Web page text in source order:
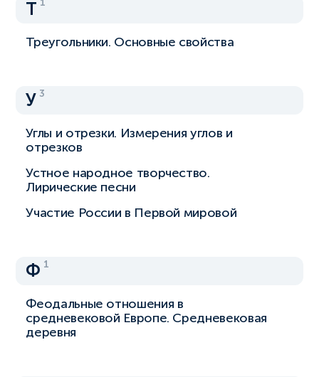
Т
Треугольники. Основные свойства
У 3
Углы и отрезки. Измерения углов и
отрезков
Устное народное творчество.
Лирические песни
Участие России в Первой мировой
Ф 1
Феодальные отношения в
средневековой Европе. Средневековая
деревня